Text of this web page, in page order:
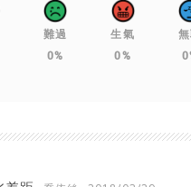
難過
0%
生氣
0%